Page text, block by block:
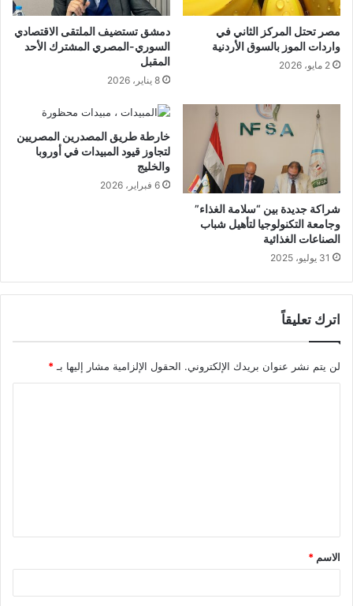
مصر تحتل المركز الثاني في
واردات الموز بالسوق الأردنية
2 مايو، 2026
دمشق تستضيف الملتقى الاقتصادي
السوري-المصري المشترك الأحد
المقبل
8 يناير، 2026
شراكة جديدة بين “سلامة الغذاء”
وجامعة التكنولوجيا لتأهيل شباب
الصناعات الغذائية
31 يوليو، 2025
خارطة طريق المصدرين المصريين
لتجاوز قيود المبيدات في أوروبا
والخليج
6 فبراير، 2026
اترك تعليقاً
لن يتم نشر عنوان بريدك الإلكتروني. الحقول الإلزامية مشار إليها بـ *
ق
*
الاسم *